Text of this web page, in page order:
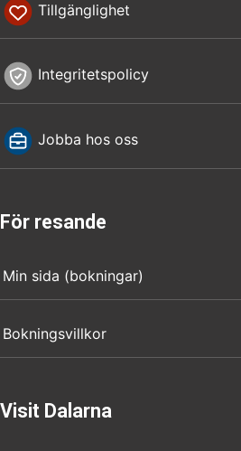
Tillgänglighet
Integritetspolicy
Jobba hos oss
För resande
Min sida (bokningar)
Bokningsvillkor
Visit Dalarna